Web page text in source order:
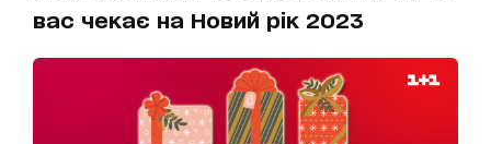
вас чекає на Новий рік 2023